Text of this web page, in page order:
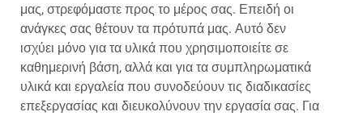
μας, στρεφόμαστε προς το μέρος σας. Επειδή οι
ανάγκες σας θέτουν τα πρότυπά μας. Αυτό δεν
ισχύει μόνο για τα υλικά που χρησιμοποιείτε σε
καθημερινή βάση, αλλά και για τα συμπληρωματικά
υλικά και εργαλεία που συνοδεύουν τις διαδικασίες
επεξεργασίας και διευκολύνουν την εργασία σας. Για